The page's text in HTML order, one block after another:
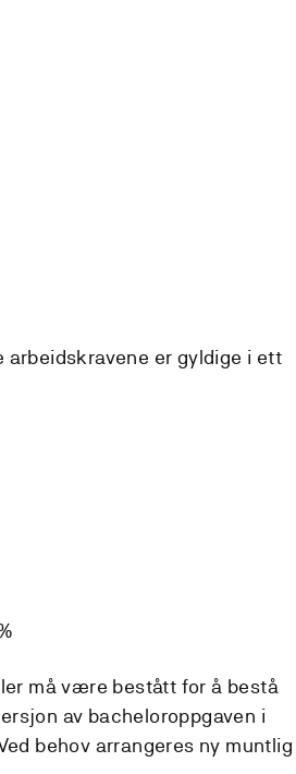
er gyldige i ett
må være bestått for å bestå
av bacheloroppgaven i
behov arrangeres ny muntlig